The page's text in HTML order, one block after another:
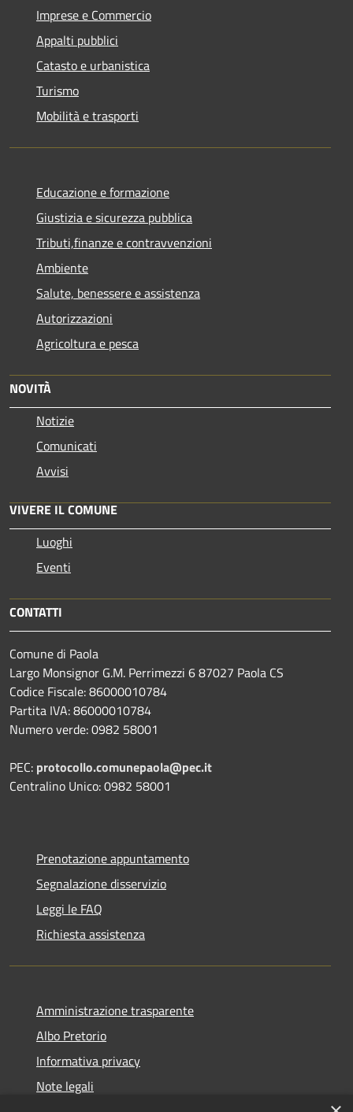
Imprese e Commercio
Appalti pubblici
Catasto e urbanistica
Turismo
Mobilità e trasporti
Educazione e formazione
Giustizia e sicurezza pubblica
Tributi,finanze e contravvenzioni
Ambiente
Salute, benessere e assistenza
Autorizzazioni
Agricoltura e pesca
NOVITÀ
Notizie
Comunicati
Avvisi
VIVERE IL COMUNE
Luoghi
Eventi
CONTATTI
Comune di Paola
Largo Monsignor G.M. Perrimezzi 6 87027 Paola CS
Codice Fiscale: 86000010784
Partita IVA: 86000010784
Numero verde: 0982 58001
PEC: protocollo.comunepaola@pec.it
Centralino Unico: 0982 58001
Prenotazione appuntamento
Segnalazione disservizio
Leggi le FAQ
Richiesta assistenza
Amministrazione trasparente
Albo Pretorio
Informativa privacy
Note legali